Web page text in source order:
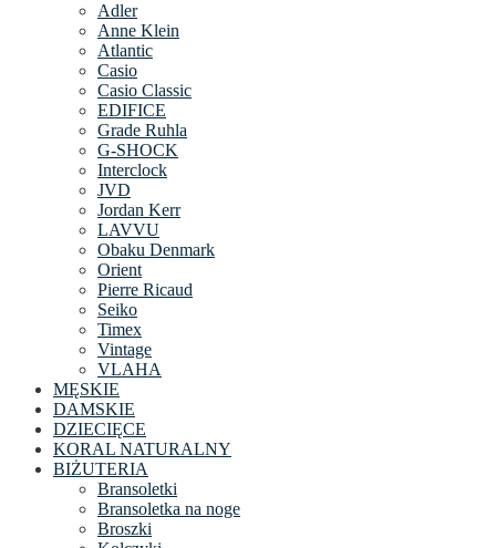
Adler
Anne Klein
Atlantic
Casio
Casio Classic
EDIFICE
Grade Ruhla
G-SHOCK
Interclock
JVD
Jordan Kerr
LAVVU
Obaku Denmark
Orient
Pierre Ricaud
Seiko
Timex
Vintage
VLAHA
MĘSKIE
DAMSKIE
DZIECIĘCE
KORAL NATURALNY
BIŻUTERIA
Bransoletki
Bransoletka na noge
Broszki